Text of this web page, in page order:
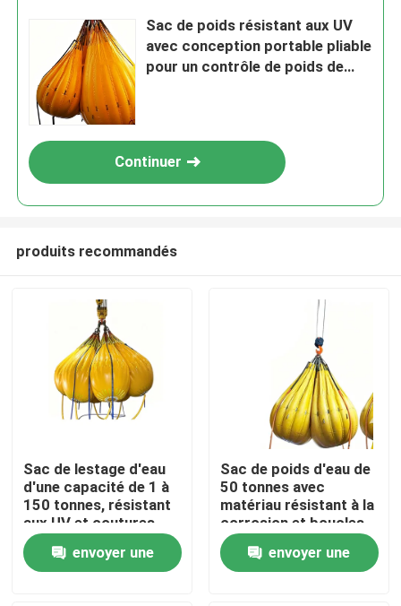
Sac de poids résistant aux UV
avec conception portable pliable
pour un contrôle de poids de
Continuer
produits recommandés
Sac de lestage d'eau
d'une capacité de 1 à
150 tonnes, résistant
aux UV et coutures
renforcées pour les
tests de charge
industriels
envoyer une
Sac de poids d'eau de
50 tonnes avec
matériau résistant à la
corrosion et boucles
de levage de haute
résistanceenvoyer une